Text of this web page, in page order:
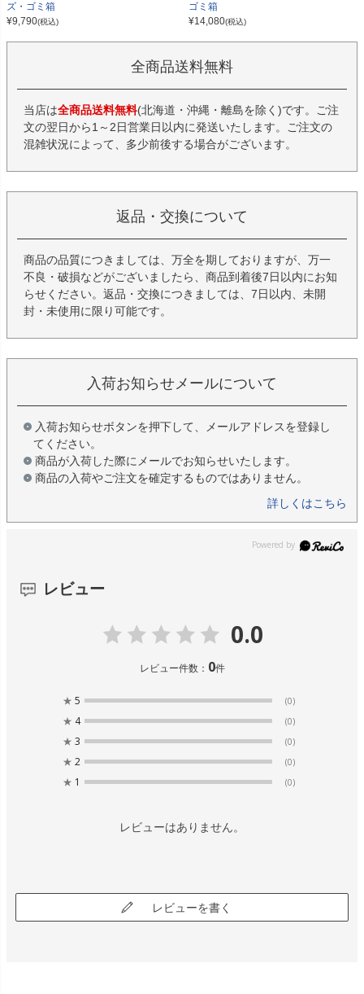
ズ・ゴミ箱
¥9,790(税込)
ゴミ箱
¥14,080(税込)
全商品送料無料
当店は全商品送料無料(北海道・沖縄・離島を除く)です。ご注
文の翌日から1～2日営業日以内に発送いたします。ご注文の
混雑状況によって、多少前後する場合がございます。
返品・交換について
商品の品質につきましては、万全を期しておりますが、万一
不良・破損などがございましたら、商品到着後7日以内にお知
らせください。返品・交換につきましては、7日以内、未開
封・未使用に限り可能です。
入荷お知らせメールについて
入荷お知らせボタンを押下して、メールアドレスを登録し
てください。
商品が入荷した際にメールでお知らせいたします。
商品の入荷やご注文を確定するものではありません。
詳しくはこちら
レビュー
0.0
レビュー件数： 0件
★ 5 (0)
★ 4 (0)
★ 3 (0)
★ 2 (0)
★ 1 (0)
レビューはありません。
レビューを書く